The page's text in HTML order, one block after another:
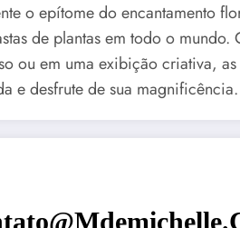
o epítome do encantamento
de plantas em todo o
ou em uma exibição criativa,
e desfrute de sua